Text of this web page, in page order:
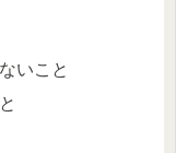
いこと